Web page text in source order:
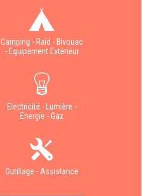
Camping - Raid - Bivouac
- Equipement Extérieur
Electricité - Lumière -
Energie - Gaz
Outillage - Assistance